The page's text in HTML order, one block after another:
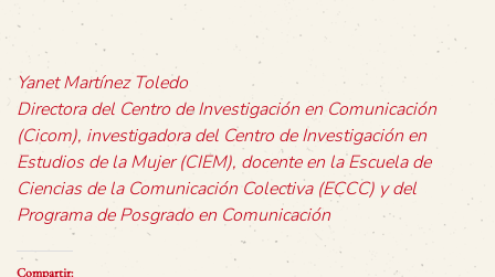
Yanet Martínez Toledo
Directora del Centro de Investigación en Comunicación
(Cicom), investigadora del Centro de Investigación en
Estudios de la Mujer (CIEM), docente en la Escuela de
Ciencias de la Comunicación Colectiva (ECCC) y del
Programa de Posgrado en Comunicación
Compartir: